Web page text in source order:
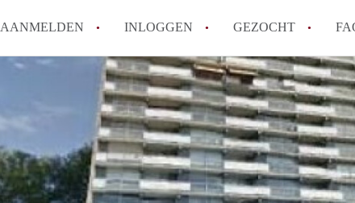
AANMELDEN INLOGGEN GEZOCHT
How to translate
Wat is AppartementHaarlem?
Hoeveel kost het om te reageren
Wat is de privacyverklaring van
Berekent AppartementHaarlem